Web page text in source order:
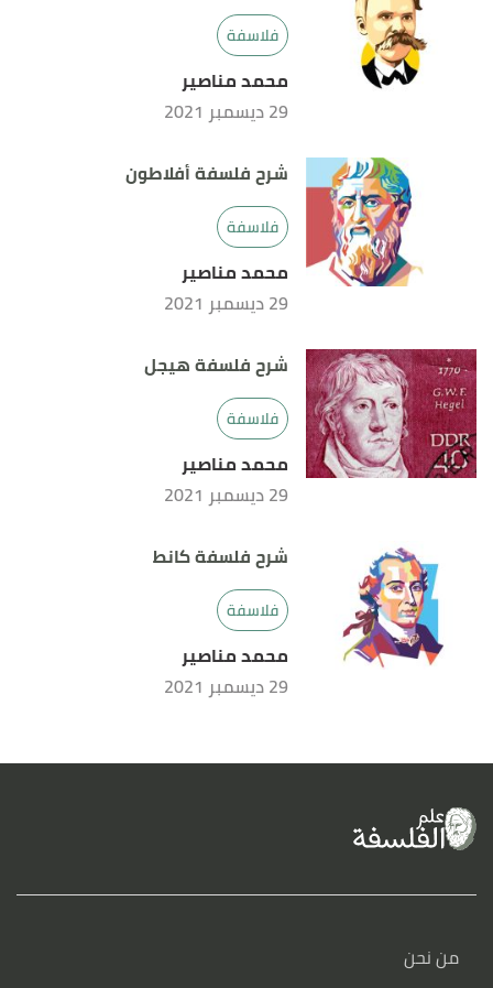
فلاسفة
محمد مناصير
29 ديسمبر 2021
شرح فلسفة أفلاطون
فلاسفة
محمد مناصير
29 ديسمبر 2021
شرح فلسفة هيجل
فلاسفة
محمد مناصير
29 ديسمبر 2021
شرح فلسفة كانط
فلاسفة
محمد مناصير
29 ديسمبر 2021
من نحن